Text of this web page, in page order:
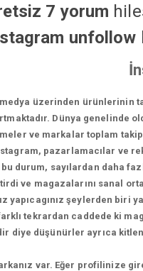
7 yorum
unfollow
üzerinden ürünlerinin
Dünya genelinde
ve markalar toplam
pazarlamacılar ve
durum, sayılardan daha
ve magazalarını sanal
yapıcagınız şeylerden biri
tekrardan caddede ki
diye düşünürler ayrıca
var. Eğer profilinize